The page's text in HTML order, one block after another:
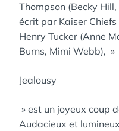
Thompson (Becky Hill,
écrit par Kaiser
Henry Tucker (Anne
Burns, Mimi Webb), »
Jealousy
» est un joyeux coup
Audacieux et